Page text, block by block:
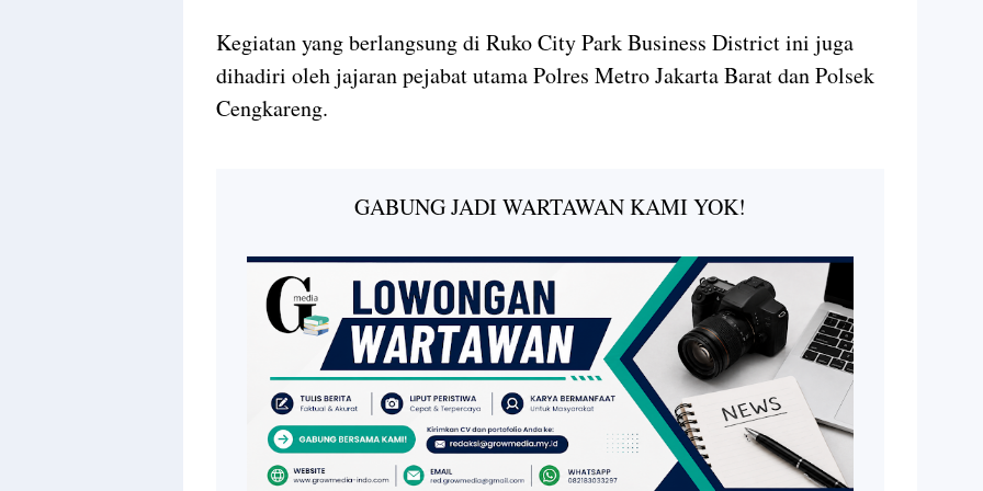
Kegiatan yang berlangsung di Ruko City Park Business District ini juga
dihadiri oleh jajaran pejabat utama Polres Metro Jakarta Barat dan Polsek
Cengkareng.
GABUNG JADI WARTAWAN KAMI YOK!